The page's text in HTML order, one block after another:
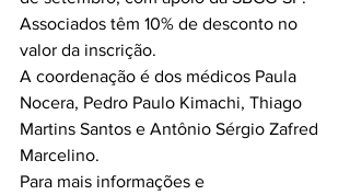
Associados têm 10% de desconto no
valor da inscrição.
A coordenação é dos médicos Paula
Nocera, Pedro Paulo Kimachi, Thiago
Martins Santos e Antônio Sérgio Zafred
Marcelino.
Para mais informações e